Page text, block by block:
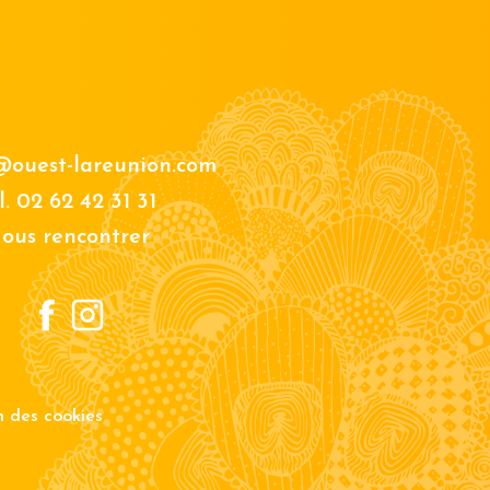
lareunion.com
02 62 42 31 31
rencontrer
cookies